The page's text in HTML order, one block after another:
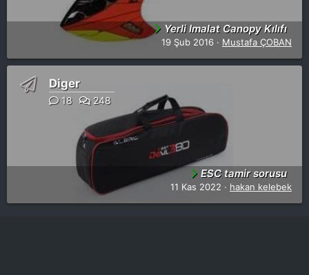
Yerli Imalat Canopy Kılıfı
19 Şub 2016 Mustafa ÇOBAN
Diger
18 248
ESC tamir sorusu
11 Kas 2022 hakan kelebek